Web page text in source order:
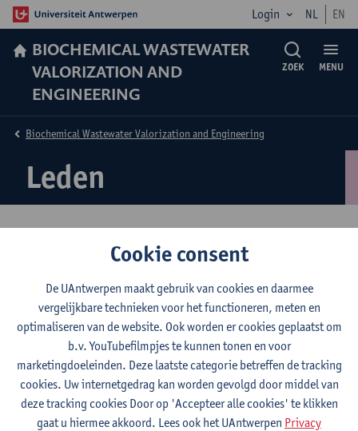
Login NL EN
BIOCHEMICAL WASTEWATER
VALORIZATION AND
ENGINEERING
MENU
ZOEK
Leden
Biochemical Wastewater Valorization and Engineering
Woordvoerder
Lid
Laura Andrea Acosta Figueredo
Nathalie Bernaert
Muhammad Bilal
Iris Cornet
Tim Croes
Cookie consent
De UAntwerpen maakt gebruik van cookies en daarmee
vergelijkbare technieken voor het functioneren, meten en
optimaliseren van de website. Ook worden er cookies geplaatst om
b.v. YouTubefilmpjes te kunnen tonen en voor
marketingdoeleinden. Deze laatste categorie betreffen de tracking
cookies. Uw internetgedrag kan worden gevolgd door middel van
deze tracking cookies Door op 'Accepteer alle cookies' te klikken
gaat u hiermee akkoord. Lees ook het UAntwerpen Privacy